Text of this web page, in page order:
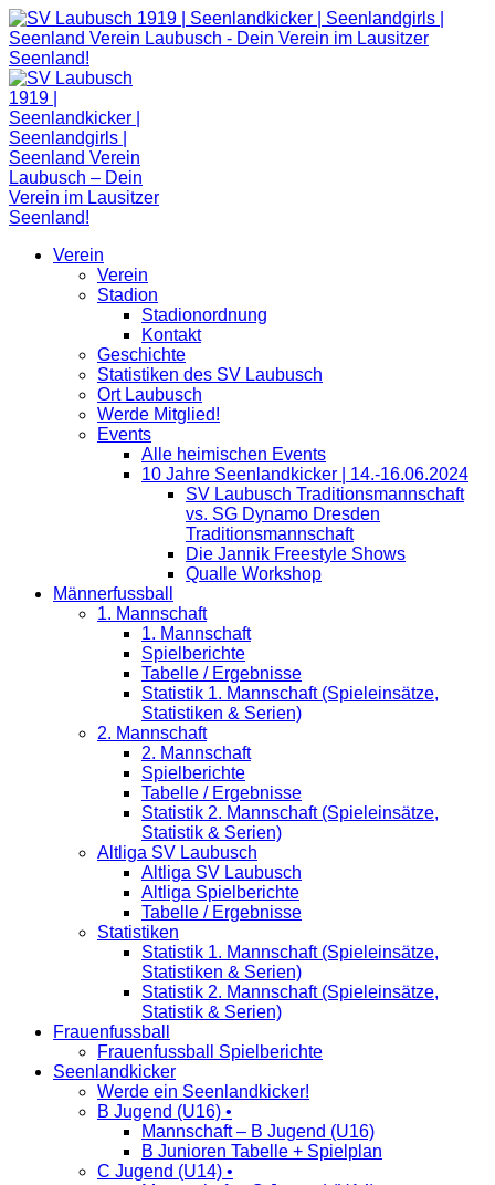
Zum
Inhalt
springen
Verein
Verein
Stadion
Stadionordnung
Kontakt
Geschichte
Statistiken des SV Laubusch
Ort Laubusch
Werde Mitglied!
Events
Alle heimischen Events
10 Jahre Seenlandkicker | 14.-16.06.2024
SV Laubusch Traditionsmannschaft
vs. SG Dynamo Dresden
Traditionsmannschaft
Die Jannik Freestyle Shows
Qualle Workshop
Männerfussball
1. Mannschaft
1. Mannschaft
Spielberichte
Tabelle / Ergebnisse
Statistik 1. Mannschaft (Spieleinsätze,
Statistiken & Serien)
2. Mannschaft
2. Mannschaft
Spielberichte
Tabelle / Ergebnisse
Statistik 2. Mannschaft (Spieleinsätze,
Statistik & Serien)
Altliga SV Laubusch
Altliga SV Laubusch
Altliga Spielberichte
Tabelle / Ergebnisse
Statistiken
Statistik 1. Mannschaft (Spieleinsätze,
Statistiken & Serien)
Statistik 2. Mannschaft (Spieleinsätze,
Statistik & Serien)
Frauenfussball
Frauenfussball Spielberichte
Seenlandkicker
Werde ein Seenlandkicker!
B Jugend (U16) •
Mannschaft – B Jugend (U16)
B Junioren Tabelle + Spielplan
C Jugend (U14) •